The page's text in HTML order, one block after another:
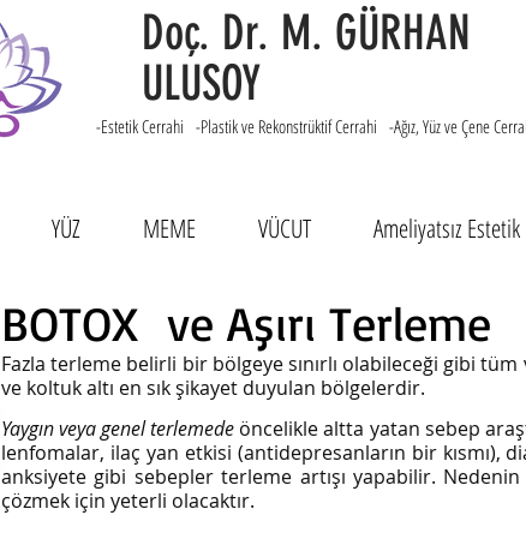
Doç. Dr. M. GÜRHAN
ULUSOY
-Estetik Cerrahi -Plastik ve Rekonstrüktif Cerrahi -Ağız, Yüz ve Çene
YÜZ MEME VÜCUT Ameliyatsız Estetik
BOTOX ve Aşırı Terleme
Fazla terleme belirli bir bölgeye sınırlı olabileceği gibi
ve koltuk altı en sık şikayet duyulan bölgelerdir.
Yaygın veya genel terlemede öncelikle altta yatan sebep
lenfomalar, ilaç yan etkisi (antidepresanların bir kısmı),
anksiyete gibi sebepler terleme artışı yapabilir.
çözmek için yeterli olacaktır.